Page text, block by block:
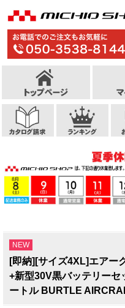
NEW
[即納][サイズ4XL]エアー
+新型30V黒バッテリー
ートル BURTLE